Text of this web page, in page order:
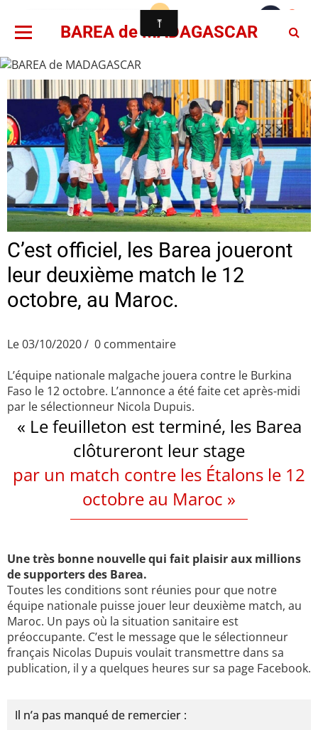
BAREA de MADAGASCAR
C’est officiel, les Barea joueront
leur deuxième match le 12
octobre, au Maroc.
Le 03/10/2020
0 commentaire
L’équipe nationale malgache jouera contre le Burkina
Faso le 12 octobre. L’annonce a été faite cet après-midi
par le sélectionneur Nicola Dupuis.
« Le feuilleton est terminé, les Barea
clôtureront leur stage
par un match contre les Étalons le 12
octobre au Maroc »
Une très bonne nouvelle qui fait plaisir aux millions
de supporters des Barea.
Toutes les conditions sont réunies pour que notre
équipe nationale puisse jouer leur deuxième match, au
Maroc. Un pays où la situation sanitaire est
préoccupante. C’est le message que le sélectionneur
français Nicolas Dupuis voulait transmettre dans sa
publication, il y a quelques heures sur sa page Facebook.
Il n’a pas manqué de remercier :